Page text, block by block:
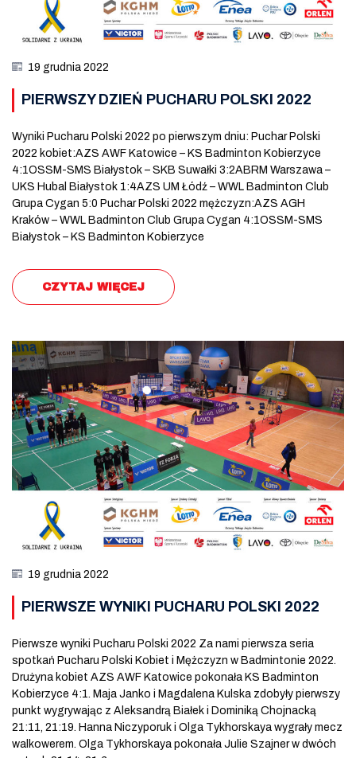
19 grudnia 2022
PIERWSZY DZIEŃ PUCHARU POLSKI 2022
Wyniki Pucharu Polski 2022 po pierwszym dniu: Puchar Polski
2022 kobiet:AZS AWF Katowice – KS Badminton Kobierzyce
4:1OSSM-SMS Białystok – SKB Suwałki 3:2ABRM Warszawa –
UKS Hubal Białystok 1:4AZS UM Łódź – WWL Badminton Club
Grupa Cygan 5:0 Puchar Polski 2022 mężczyzn:AZS AGH
Kraków – WWL Badminton Club Grupa Cygan 4:1OSSM-SMS
Białystok – KS Badminton Kobierzyce
CZYTAJ WIĘCEJ
19 grudnia 2022
PIERWSZE WYNIKI PUCHARU POLSKI 2022
Pierwsze wyniki Pucharu Polski 2022 Za nami pierwsza seria
spotkań Pucharu Polski Kobiet i Mężczyzn w Badmintonie 2022.
Drużyna kobiet AZS AWF Katowice pokonała KS Badminton
Kobierzyce 4:1. Maja Janko i Magdalena Kulska zdobyły pierwszy
punkt wygrywając z Aleksandrą Białek i Dominiką Chojnacką
21:11, 21:19. Hanna Niczyporuk i Olga Tykhorskaya wygrały mecz
walkowerem. Olga Tykhorskaya pokonała Julie Szajner w dwóch